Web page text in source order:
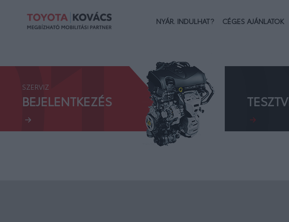
NYÁR. INDULHAT? CÉGES AJÁNLATOK
SZERVIZ
BEJELENTKEZÉS